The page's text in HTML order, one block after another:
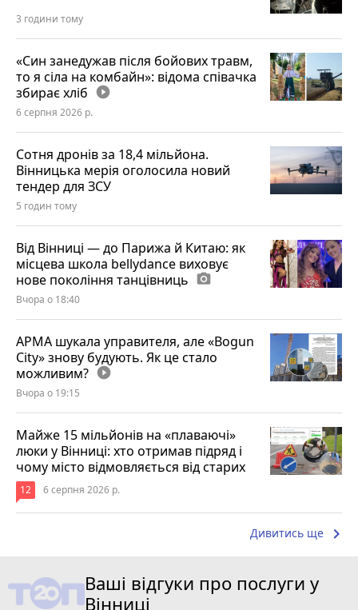
3 години тому
«Син занедужав після бойових травм,
то я сіла на комбайн»: відома співачка
збирає хліб play_circle_filled
6 серпня 2026 р.
Сотня дронів за 18,4 мільйона.
Вінницька мерія оголосила новий
тендер для ЗСУ
5 годин тому
Від Вінниці — до Парижа й Китаю: як
місцева школа bellydance виховує
нове покоління танцівниць photo_camera
Вчора о 18:40
АРМА шукала управителя, але «Bogun
City» знову будують. Як це стало
можливим? play_circle_filled
Вчора о 19:15
Майже 15 мільйонів на «плаваючі»
люки у Вінниці: хто отримав підряд і
чому місто відмовляється від старих
12 6 серпня 2026 р.
Дивитись ще keyboard_arrow_right
Ваші відгуки про послуги у
Вінниці